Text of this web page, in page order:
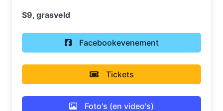
S9, grasveld
Facebookevenement
Tickets
Foto's (en video's)